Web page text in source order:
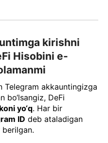
kirishni
Hisobini e-
Telegram akkauntingizga
bo‘lsangiz, DeFi
yo‘q. Har bir
ID deb ataladigan